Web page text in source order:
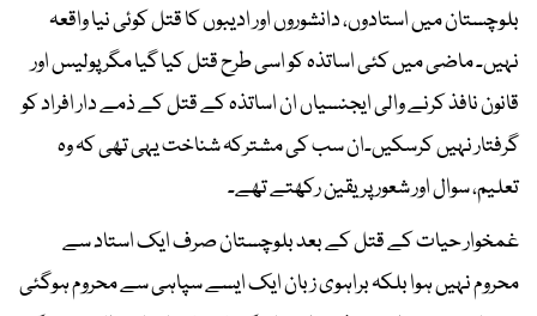
بلوچستان میں استادوں، دانشوروں اور ادیبوں کا قتل کوئی نیا واقعہ
نہیں۔ ماضی میں کئی اساتذہ کو اسی طرح قتل کیا گیا مگر پولیس اور
قانون نافذ کرنے والی ایجنسیاں ان اساتذہ کے قتل کے ذمے دار افراد کو
گرفتار نہیں کرسکیں۔ان سب کی مشترکہ شناخت یہی تھی کہ وہ
تعلیم، سوال اور شعور پر یقین رکھتے تھے۔
غمخوار حیات کے قتل کے بعد بلوچستان صرف ایک استاد سے
محروم نہیں ہوا بلکہ براہوی زبان ایک ایسے سپاہی سے محروم ہوگئی